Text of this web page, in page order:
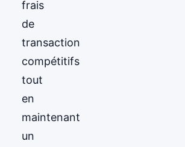
frais
de
transaction
compétitifs
tout
en
maintenant
un